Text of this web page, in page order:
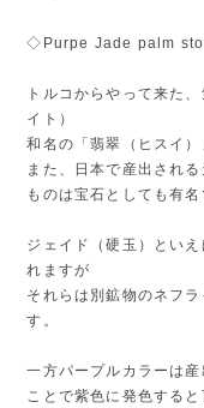
◇Purpe Jade palm
トルコからやって来た
イト）
和名の「翡翠（ヒスイ
また、日本で産出され
ものは宝石としても有名
ジェイド（硬玉）とい
れますが
それらは別鉱物のネフ
す。
一方パープルカラーは
ことで紫色に発色する